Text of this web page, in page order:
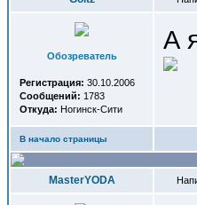
Обозреватель
Регистрация: 30.10.2006
Сообщений: 1783
Откуда: Ногинск-Сити
А
В начало страницы
MasterYODA